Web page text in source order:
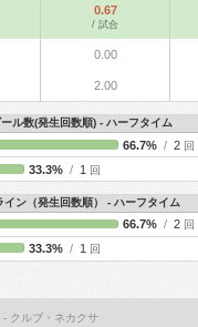
0.67
/ 試合
0.00
2.00
ル数(発生回数順) - ハーフタイム
66.7% /2 回
33.3% /1 回
イン（発生回数順） - ハーフタイム
66.7% /2 回
33.3% /1 回
- クルブ・ネカクサ